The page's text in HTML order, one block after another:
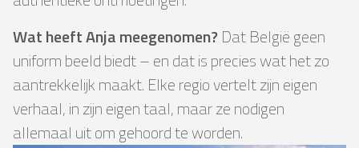
Wat heeft Anja meegenomen?Dat België geen
uniform beeld biedt – en dat is precies wat het zo
aantrekkelijk maakt. Elke regio vertelt zijn eigen
verhaal, in zijn eigen taal, maar ze nodigen
allemaal uit om gehoord te worden.